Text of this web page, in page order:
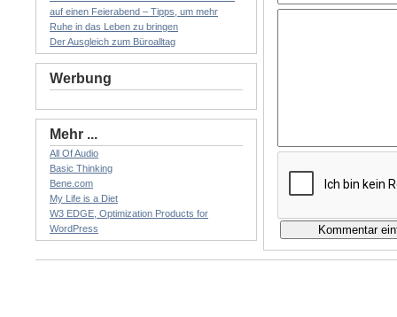
auf einen Feierabend – Tipps, um mehr
Ruhe in das Leben zu bringen
Der Ausgleich zum Büroalltag
Werbung
Mehr ...
All Of Audio
Basic Thinking
Bene.com
My Life is a Diet
W3 EDGE, Optimization Products for
WordPress